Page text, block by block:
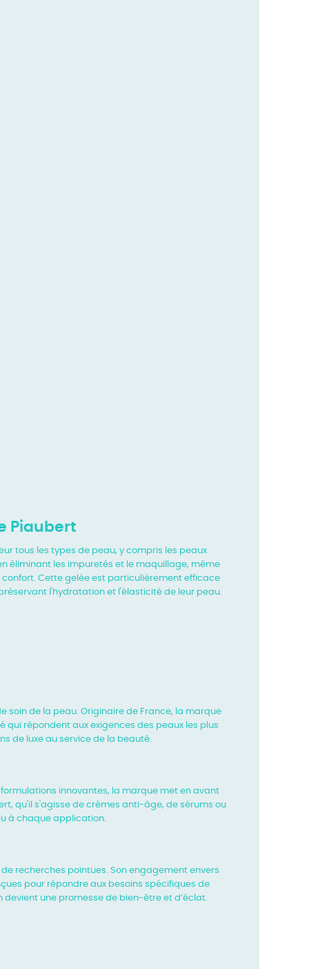
Piaubert
tous les types de peau, y compris les peaux
éliminant les impuretés et le maquillage, même
Cette gelée est particulièrement efficace
l'hydratation et l'élasticité de leur peau.
soin de la peau. Originaire de France, la marque
qui répondent aux exigences des peaux les plus
de luxe au service de la beauté.
innovantes, la marque met en avant
qu'il s'agisse de crèmes anti-âge, de sérums ou
à chaque application.
recherches pointues. Son engagement envers
pour répondre aux besoins spécifiques de
devient une promesse de bien-être et d’éclat.